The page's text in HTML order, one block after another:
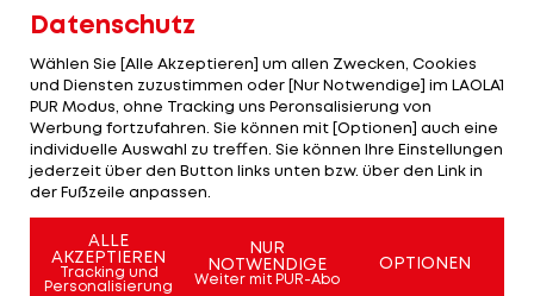
Die seit diesem Jahr für Rot-Weiß-Rot spielende
Tiebreak die Satzführung gegen dieWimbledon -
und French-Open-Finalistin 2024.
In der Folge ließ Paolini, die zum Auftakt ein Freilos
hatte, aber kein Break mehr zu, nahm Potapova
ihrerseits mehrere Aufschlagspiele ab und
entschied das Match nach 2:33 Stunden für sich.
Datenschutz
Wählen Sie [Alle Akzeptieren] um allen Zwecken, Cookies
und Diensten zuzustimmen oder [Nur Notwendige] im LAOLA1
PUR Modus, ohne Tracking uns Peronsalisierung von
Werbung fortzufahren. Sie können mit [Optionen] auch eine
individuelle Auswahl zu treffen. Sie können Ihre Einstellungen
jederzeit über den Button links unten bzw. über den Link in
der Fußzeile anpassen.
ALLE
AKZEPTIEREN
Tracking und
Personalisierung
NUR
NOTWENDIGE
Weiter mit PUR-Abo
OPTIONEN